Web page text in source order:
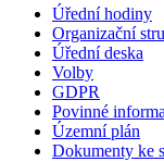
Úřední hodiny
Organizační
Úřední deska
Volby
GDPR
Povinné
Územní plán
Dokumenty ke